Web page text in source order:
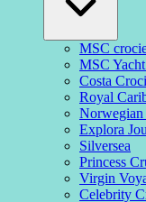
MSC
MSC
Costa
Royal
Explora
Silversea
Princess
Virgin
Celebrity